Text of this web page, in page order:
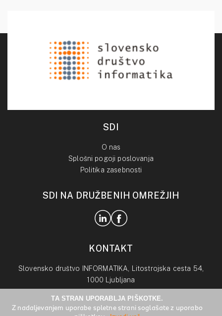
SDI
O nas
Splošni pogoji poslovanja
Politika zasebnosti
SDI NA DRUŽBENIH OMREŽJIH
KONTAKT
Slovensko društvo INFORMATIKA, Litostrojska cesta 54,
1000 Ljubljana
info@drustvo-informatika.si
TA STRAN UPORABLJA PIŠKOTKE.
Z nadaljevanjem uporabe spletne strani soglašate z uporabo